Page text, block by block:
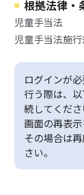
根拠法律・
児童手当法
児童手当法施
ログインが
行う際は、
続してくだ
画面の再表
その場合は
さい。